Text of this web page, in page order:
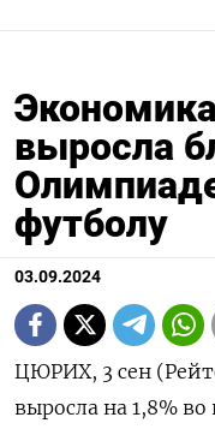
выросла
футболу
03.09.2024
ЦЮРИХ, 3 сен
выросла на 1,8%